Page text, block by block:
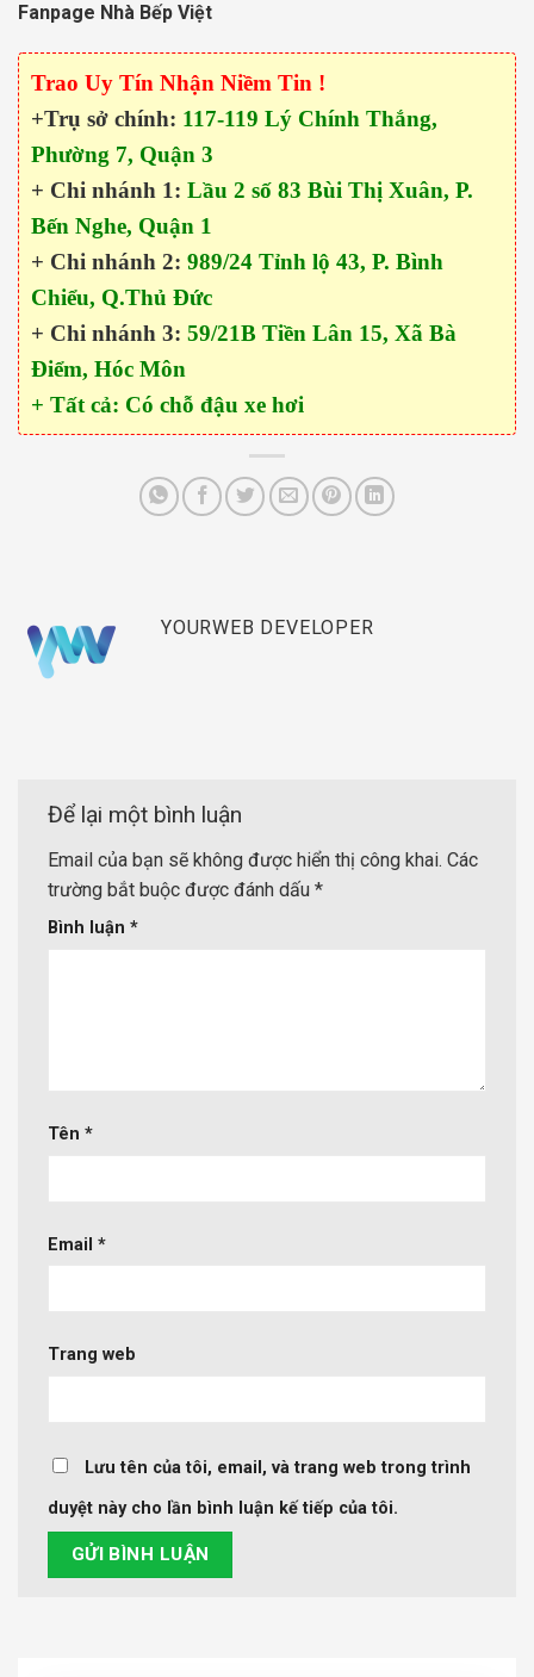
Fanpage Nhà Bếp Việt
Trao Uy Tín Nhận Niềm Tin !
+Trụ sở chính: 117-119 Lý Chính Thắng,
Phường 7, Quận 3
+ Chi nhánh 1: Lầu 2 số 83 Bùi Thị Xuân, P.
Bến Nghe, Quận 1
+ Chi nhánh 2: 989/24 Tỉnh lộ 43, P. Bình
Chiểu, Q.Thủ Đức
+ Chi nhánh 3: 59/21B Tiền Lân 15, Xã Bà
Điểm, Hóc Môn
+ Tất cả: Có chỗ đậu xe hơi
YOURWEB DEVELOPER
Để lại một bình luận
Email của bạn sẽ không được hiển thị công khai. Các
trường bắt buộc được đánh dấu *
Bình luận *
Tên *
Email *
Trang web
Lưu tên của tôi, email, và trang web trong trình
duyệt này cho lần bình luận kế tiếp của tôi.